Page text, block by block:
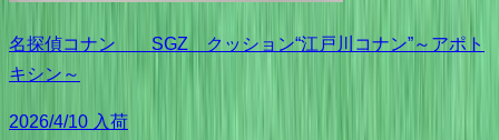
名探偵コナン SGZ クッション“江戸川コナン”～アポト
キシン～
2026/4/10 入荷